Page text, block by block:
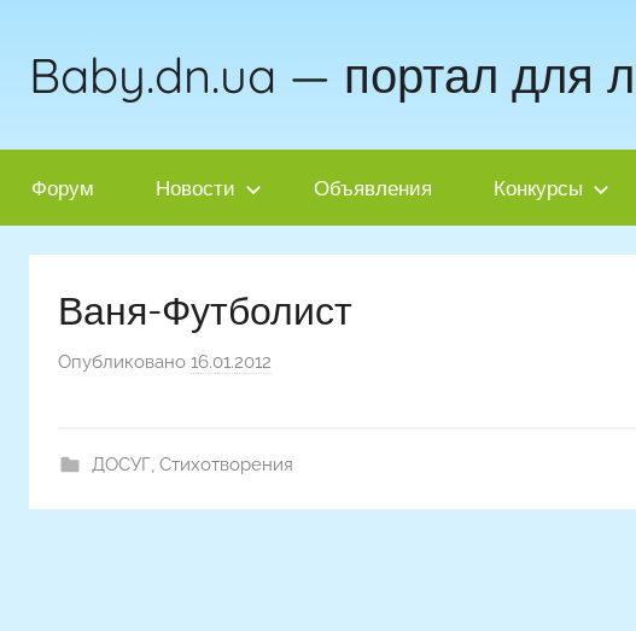
содержимому
Baby.dn.ua — портал для
Форум Новости Объявления Конкурсы
Ваня-Футболист
Опубликовано 16.01.2012
ДОСУГ, Стихотворения